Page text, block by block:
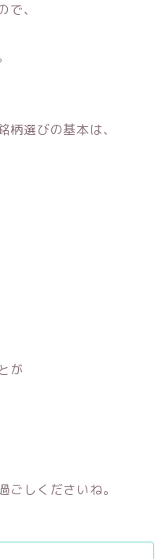
、
柄選びの基本は、
が
ごしくださいね。